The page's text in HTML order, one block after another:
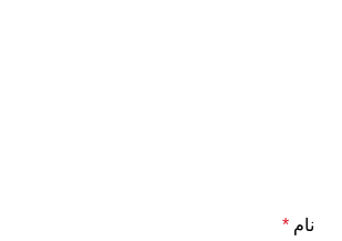
نام *